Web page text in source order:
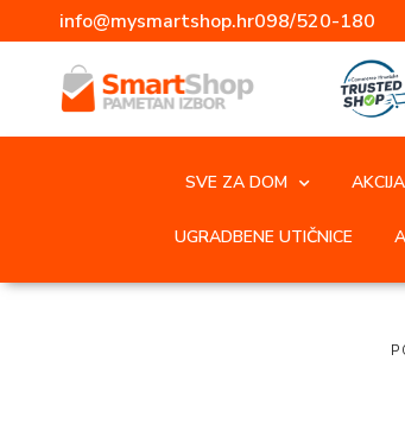
info@mysmartshop.hr098/520-180
SVE ZA DOM
UGRADBENE UTIČNICE